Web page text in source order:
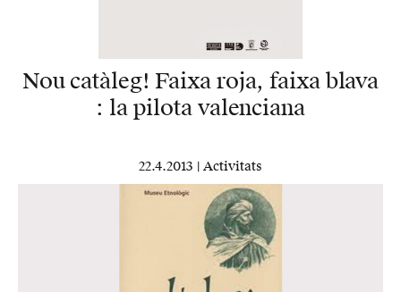
Nou catàleg! Faixa roja, faixa blava
: la pilota valenciana
22.4.2013 | Activitats